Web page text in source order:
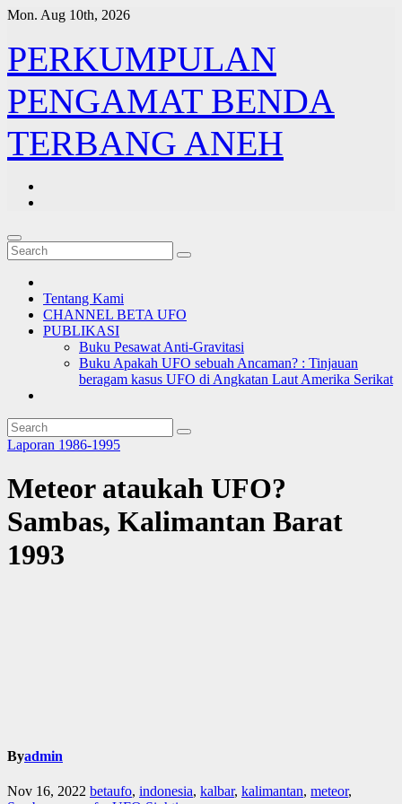
Skip
content
Mon. Aug 10th, 2026
PERKUMPULAN
PENGAMAT BENDA
TERBANG ANEH
Tentang Kami
CHANNEL BETA UFO
PUBLIKASI
Buku Pesawat Anti-Gravitasi
Buku Apakah UFO sebuah Ancaman? : Tinjauan
beragam kasus UFO di Angkatan Laut Amerika Serikat
Laporan 1986-1995
Meteor ataukah UFO?
Sambas, Kalimantan Barat
1993
Byadmin
Nov 16, 2022 betaufo, indonesia, kalbar, kalimantan, meteor,